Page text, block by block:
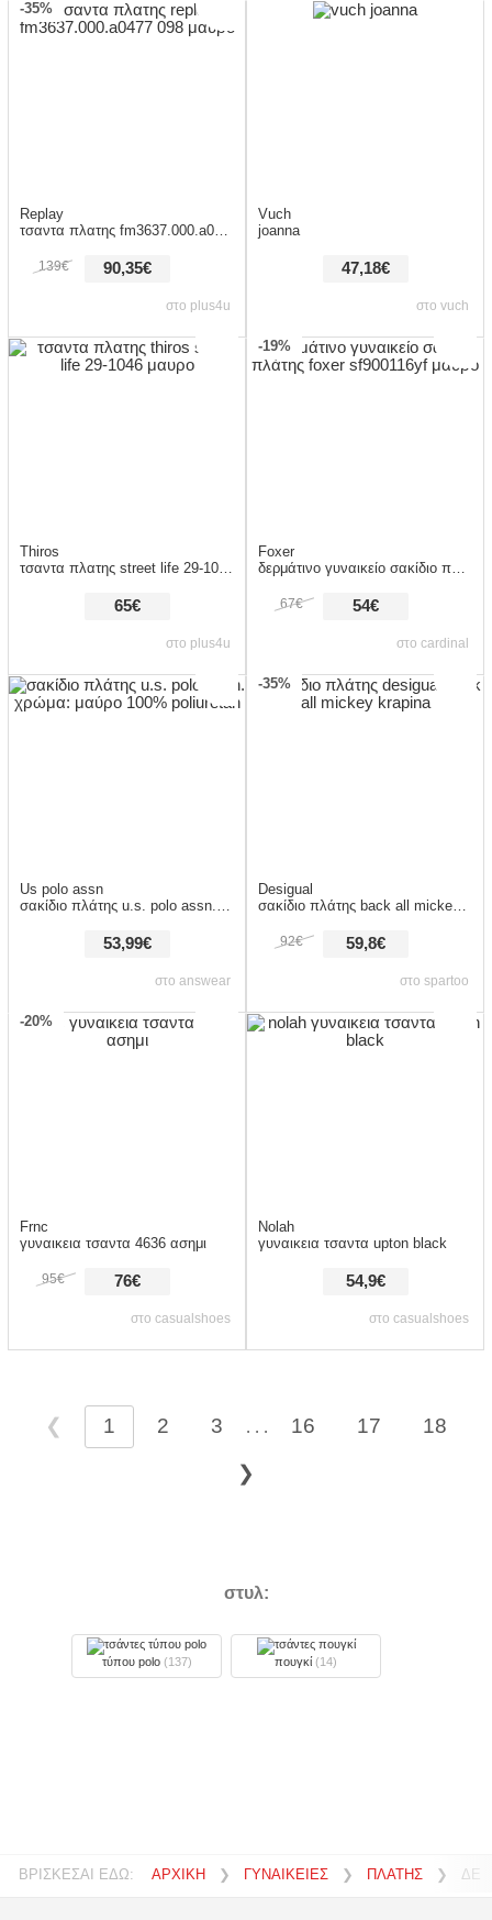
-35%
στο plus4u
Replay
τσαντα πλατης fm3637.000.a0477 098 μαυρο
90,35€
139€
στο vuch
Vuch
joanna
47,18€
στο plus4u
Thiros
τσαντα πλατης street life 29-1046 μαυρο
65€
-19%
στο cardinal
Foxer
δερμάτινo γυναικείo σακίδιο πλάτης sf900116yf μαύρο
54€
67€
στο answear
Us polo assn
σακίδιο πλάτης u.s. polo assn. χρώμα: μαύρο 100% poliuretan
53,99€
-35%
στο spartoo
Desigual
σακίδιο πλάτης back all mickey krapina
59,8€
92€
-20%
στο casualshoes
Frnc
γυναικεια τσαντα 4636 ασημι
76€
95€
στο casualshoes
Nolah
γυναικεια τσαντα upton black
54,9€
❮ 1 2 3 . . . 16 17 18
❯
στυλ:
τύπου polo (137) πουγκί (14)
ΒΡΙΣΚΕΣΑΙ ΕΔΩ: ΑΡΧΙΚΗ ❯ ΓΥΝΑΙΚΕΙΕΣ ❯ ΠΛΑΤΗΣ ❯